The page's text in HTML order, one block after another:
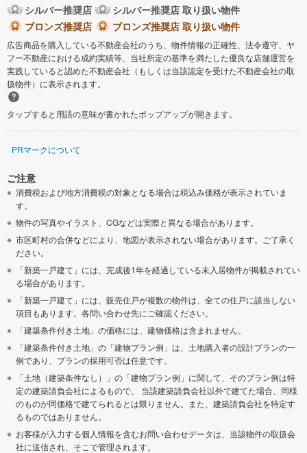
シルバー推奨店
シルバー推奨店 取り扱い物件
ブロンズ推奨店
ブロンズ推奨店 取り扱い物件
広告商品を購入している不動産会社のうち、物件情報の正確性、法令遵守、ヤ
フー不動産における成約実績等、当社所定の基準を満たした優良な店舗運営を
実践していると認めた不動産会社（もしくは当該認定を受けた不動産会社の取
扱物件）に表示されます。
タップすると用語の意味が書かれたポップアップが開きます。
PRマークについて
ご注意
消費税および地方消費税の対象となる場合は税込み価格が表示されていま
す。
物件の写真やイラスト、CGなどは実際と異なる場合があります。
市区町村の合併などにより、地図が表示されない場合があります。ご了承く
ださい。
「新築一戸建て」には、完成後1年を経過している未入居物件が掲載されてい
る場合があります。
「新築一戸建て」には、販売住戸が複数の物件は、全ての住戸に該当しない
項目もあります。各問い合わせ先にご確認ください。
「建築条件付き土地」の価格には、建物価格は含まれません。
「建築条件付き土地」の「建物プラン例」は、土地購入者の設計プランの一
例であり、プランの採用可否は任意です。
「土地（建築条件なし）」の「建物プラン例」に関して、そのプラン例は特
定の建築請負会社によるもので、 当該建築請負会社以外で建てた場合、同様
のものが同価格で建てられるとは限りません。また、建築請負会社を特定す
るものではありません。
お客様が入力する個人情報を含むお問い合わせデータは、当該物件の取扱会
社に送信され、そこで管理されます。